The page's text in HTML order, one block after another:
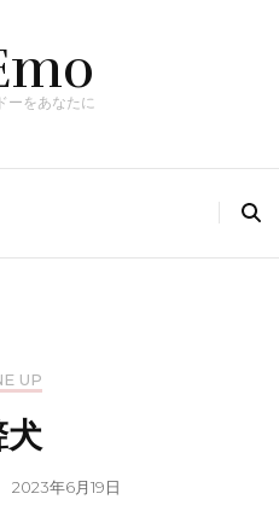
ーをあなたに
UP
犬
2023年6月19日